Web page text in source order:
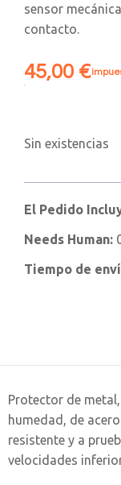
sensor
contacto.
45,00 €
Sin existencias
El Pedido
Needs Human:
Tiempo de
Protector de
humedad, de
resistente y a
velocidades